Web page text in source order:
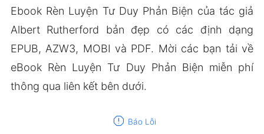
Ebook Rèn Luyện Tư Duy Phản Biện của tác giả
Albert Rutherford bản đẹp có các định dạng
EPUB, AZW3, MOBI và PDF. Mời các bạn tải về
eBook Rèn Luyện Tư Duy Phản Biện miễn phí
thông qua liên kết bên dưới.
report Báo Lỗi